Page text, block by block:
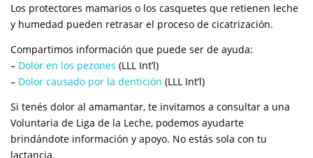
Los protectores mamarios o los casquetes que retienen leche
y humedad pueden retrasar el proceso de cicatrización.
Compartimos información que puede ser de ayuda:
– Dolor en los pezones (LLL Int’l)
– Dolor causado por la dentición (LLL Int’l)
Si tenés dolor al amamantar, te invitamos a consultar a una
Voluntaria de Liga de la Leche, podemos ayudarte
brindándote información y apoyo. No estás sola con tu
lactancia.